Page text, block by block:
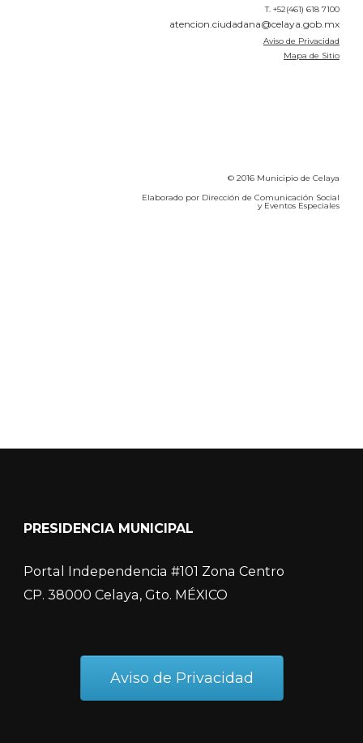
T. +52(461) 618 7100
atencion.ciudadana@celaya.gob.mx
Aviso de Privacidad
Mapa de Sitio
© 2016 Municipio de Celaya
Elaborado por Dirección de Comunicación Social
y Eventos Especiales
PRESIDENCIA MUNICIPAL
Portal Independencia #101 Zona Centro
CP. 38000 Celaya, Gto. MÉXICO
Aviso de Privacidad